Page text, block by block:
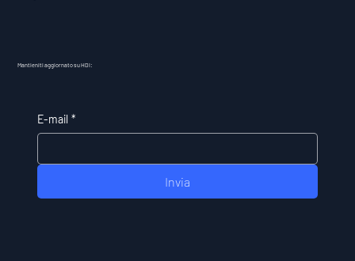
Mantieniti aggiornato su HDI:
E-mail *
Invia